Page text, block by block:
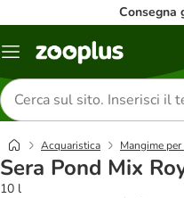
Consegna
Overview
Cerca
prodotti
Acquaristica Mangime
Sera Pond Mix
10 l